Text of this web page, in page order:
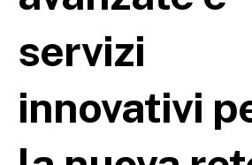
servizi
innovativi